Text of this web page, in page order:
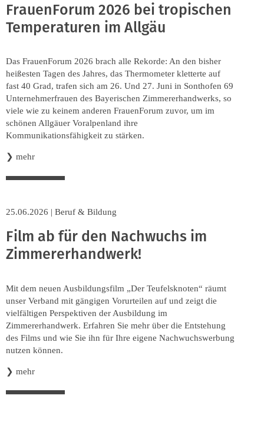
FrauenForum 2026 bei tropischen
Temperaturen im Allgäu
Das FrauenForum 2026 brach alle Rekorde: An den bisher
heißesten Tagen des Jahres, das Thermometer kletterte auf
fast 40 Grad, trafen sich am 26. Und 27. Juni in Sonthofen 69
Unternehmerfrauen des Bayerischen Zimmererhandwerks, so
viele wie zu keinem anderen FrauenForum zuvor, um im
schönen Allgäuer Voralpenland ihre
Kommunikationsfähigkeit zu stärken.
❯ mehr
25.06.2026 | Beruf & Bildung
Film ab für den Nachwuchs im
Zimmererhandwerk!
Mit dem neuen Ausbildungsfilm „Der Teufelsknoten“ räumt
unser Verband mit gängigen Vorurteilen auf und zeigt die
vielfältigen Perspektiven der Ausbildung im
Zimmererhandwerk. Erfahren Sie mehr über die Entstehung
des Films und wie Sie ihn für Ihre eigene Nachwuchswerbung
nutzen können.
❯ mehr